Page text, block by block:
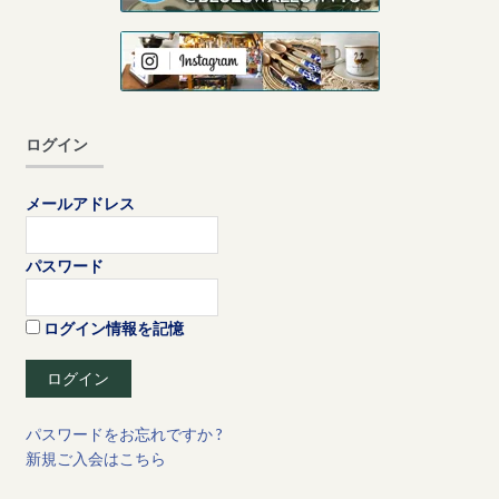
ログイン
メールアドレス
パスワード
ログイン情報を記憶
パスワードをお忘れですか ?
新規ご入会はこちら